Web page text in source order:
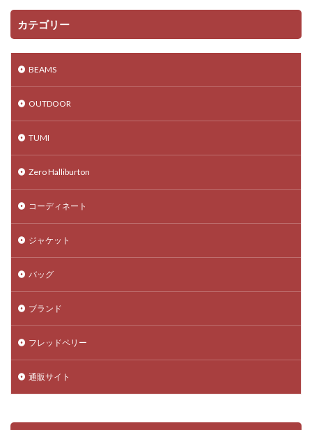
カテゴリー
BEAMS
OUTDOOR
TUMI
Zero Halliburton
コーディネート
ジャケット
バッグ
ブランド
フレッドペリー
通販サイト